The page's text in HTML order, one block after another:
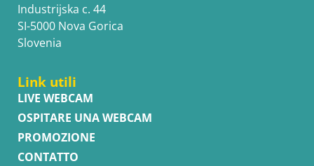
Industrijska c. 44
SI-5000 Nova Gorica
Slovenia
Link utili
LIVE WEBCAM
OSPITARE UNA WEBCAM
PROMOZIONE
CONTATTO